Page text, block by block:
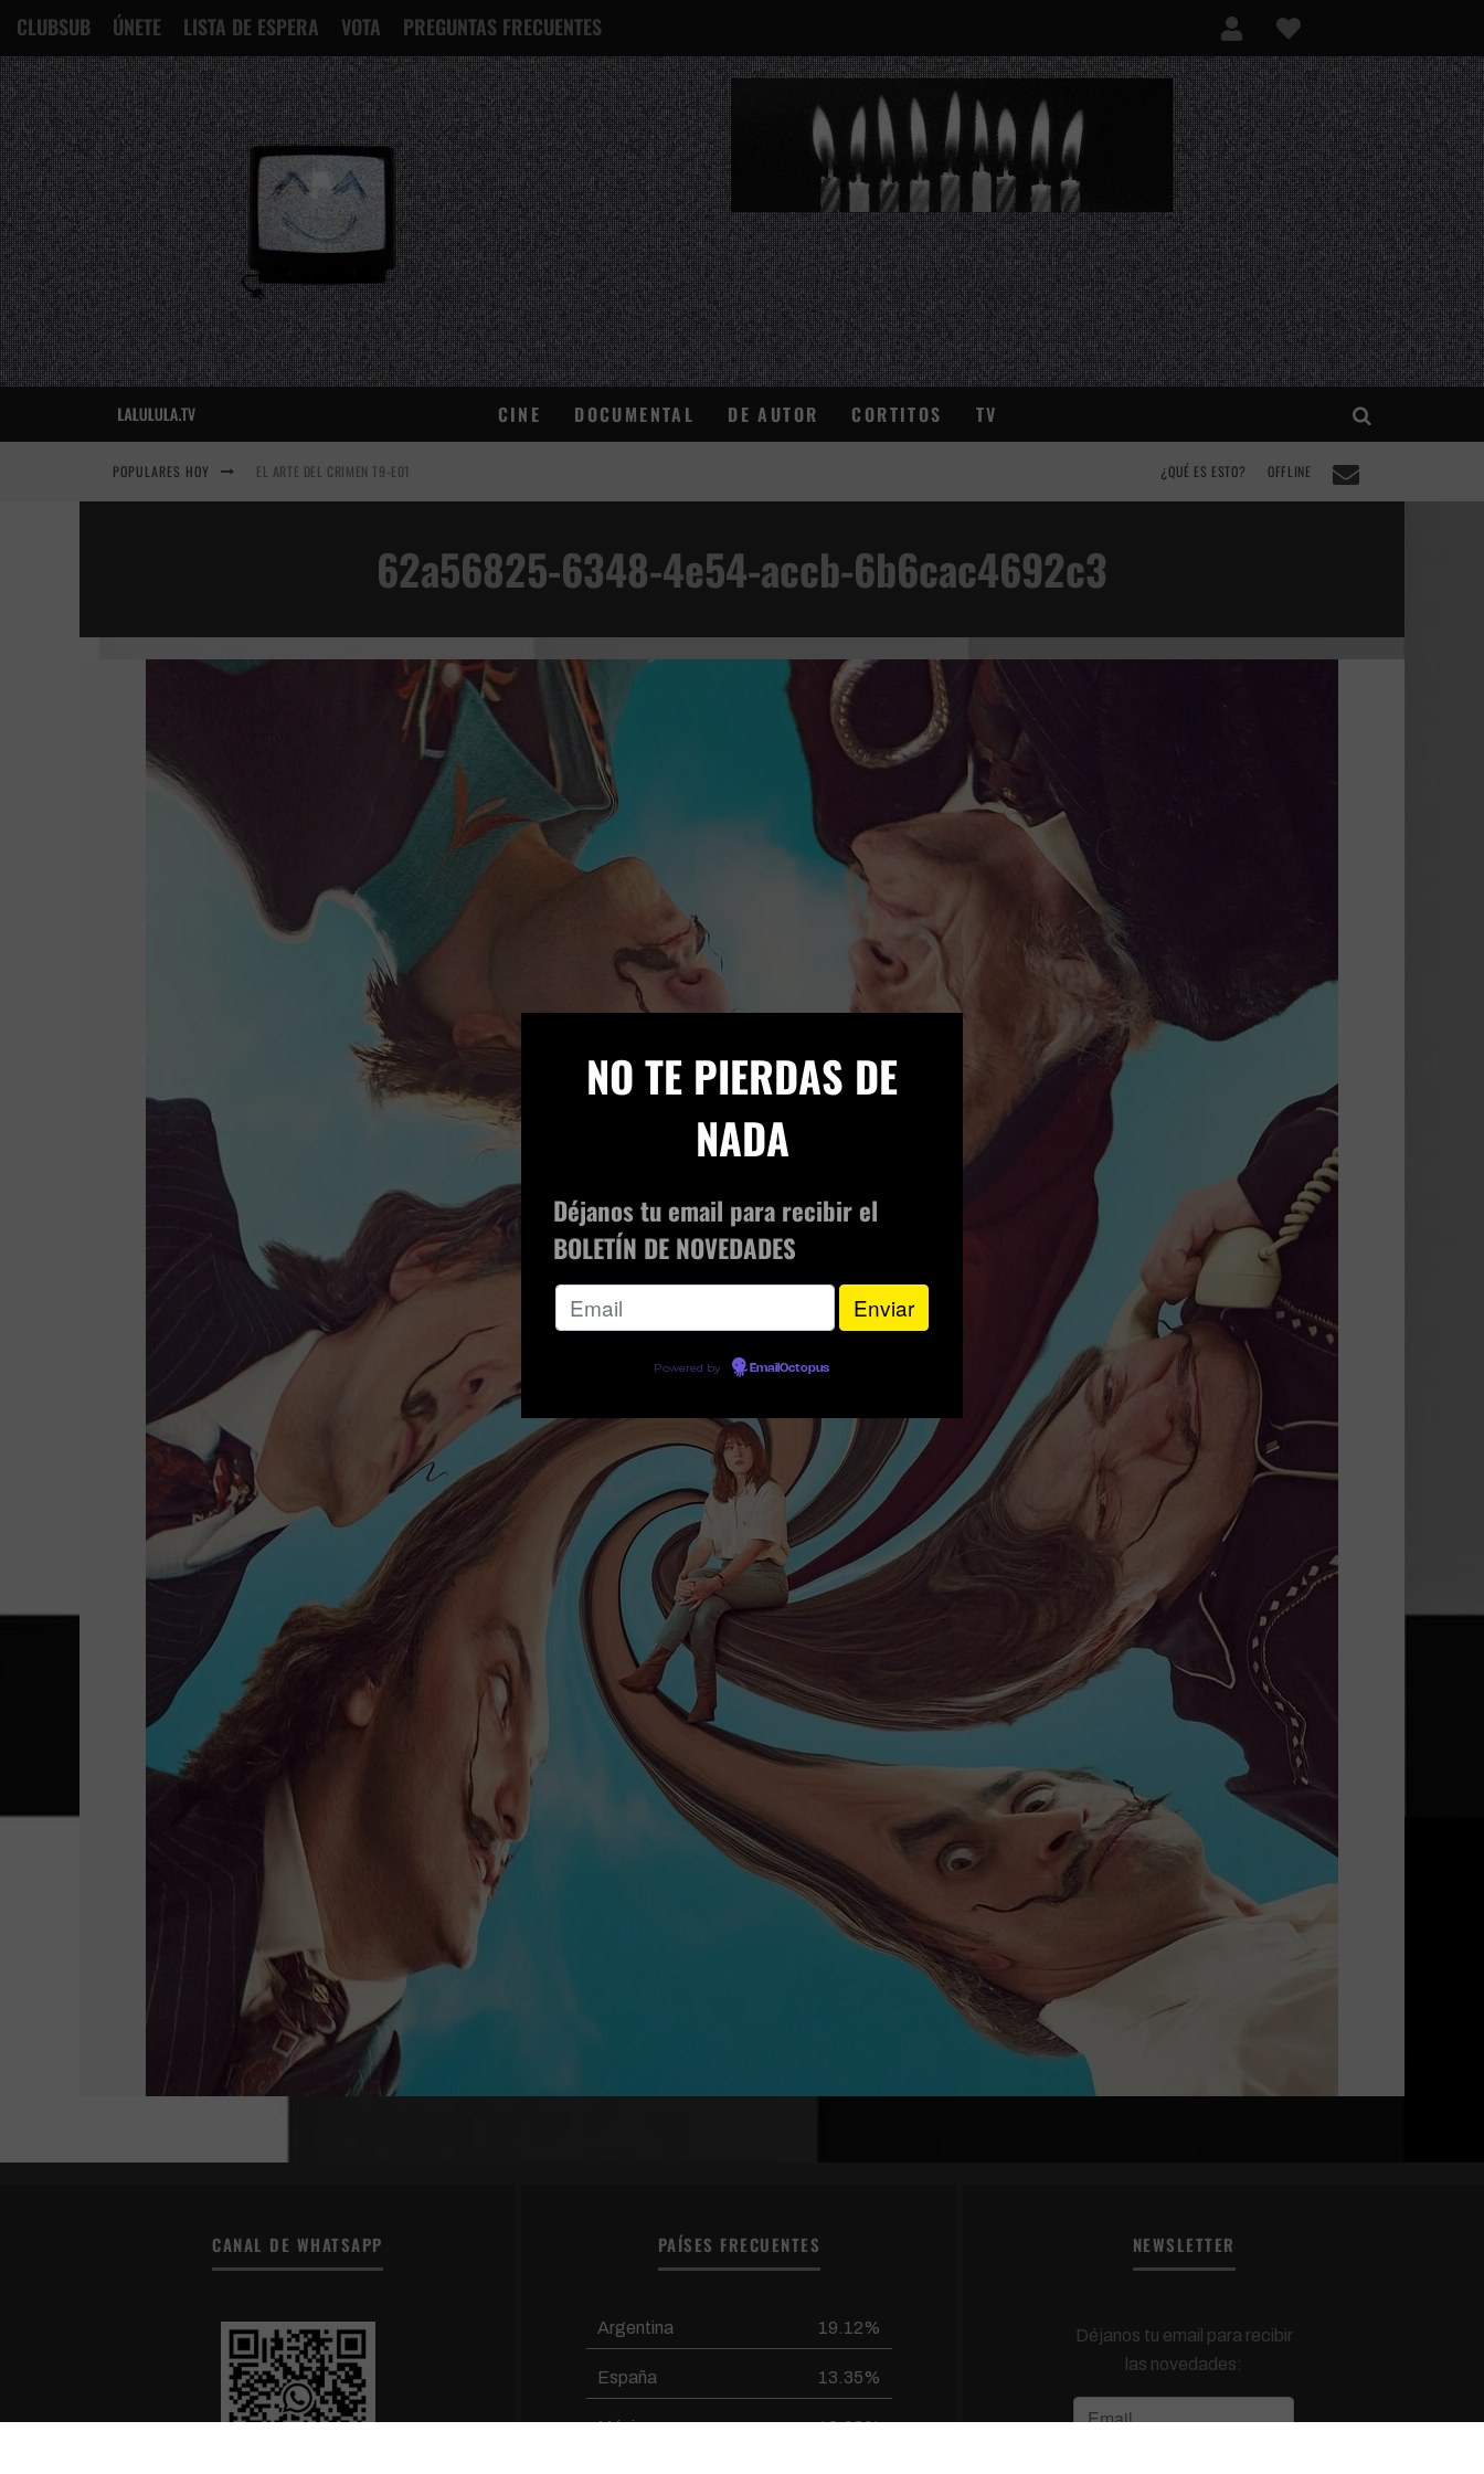
CLUBSUB ÚNETE LISTA DE ESPERA VOTA PREGUNTAS FRECUENTES
¿QUÉ ES ESTO?
CINE DOCUMENTAL DE AUTOR CORTITOS TV
POPULARES HOY EL ARTE DEL CRIMEN T9-E01
LA JOVEN CON EL ARETE DE PERLA
¿QUÉ ES ESTO? OFFLINE
62a56825-6348-4e54-accb-6b6cac4692c3
CANAL DE WHATSAPP PAÍSES FRECUENTES
Argentina 19.12%
España 13.35%
México 12.03%
NEWSLETTER
Déjanos tu email para recibir
las novedades:
NO TE PIERDAS DE
NADA
Déjanos tu email para recibir el
BOLETÍN DE NOVEDADES
Powered by EmailOctopus